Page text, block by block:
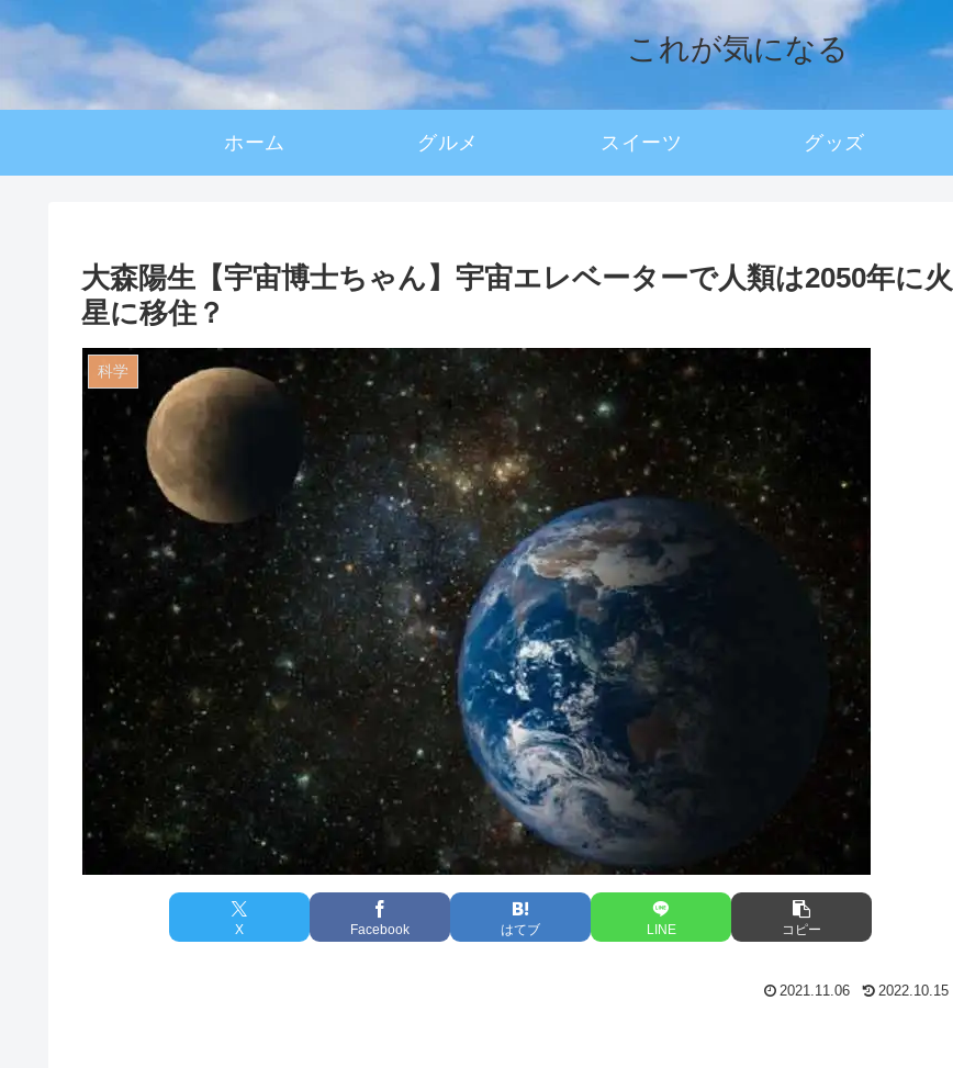
これが気になる
ホーム グルメ スイーツ グッズ
大森陽生【宇宙博士ちゃん】宇宙エレベーターで人類は2050年に火
星に移住？
科学
X Facebook はてブ LINE コピー
2021.11.06 2022.10.15